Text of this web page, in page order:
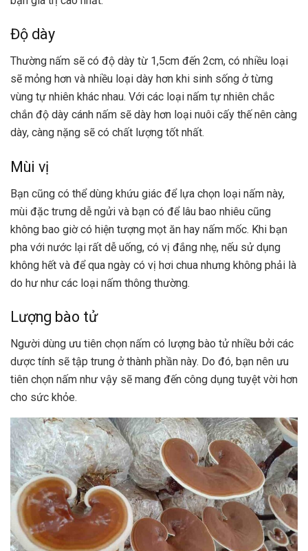
Độ dày
Thường nấm sẽ có độ dày từ 1,5cm đến 2cm, có nhiều loại
sẽ mỏng hơn và nhiều loại dày hơn khi sinh sống ở từng
vùng tự nhiên khác nhau. Với các loại nấm tự nhiên chắc
chắn độ dày cánh nấm sẽ dày hơn loại nuôi cấy thế nên càng
dày, càng nặng sẽ có chất lượng tốt nhất.
Mùi vị
Bạn cũng có thể dùng khứu giác để lựa chọn loại nấm này,
mùi đặc trưng dễ ngửi và bạn có để lâu bao nhiêu cũng
không bao giờ có hiện tượng mọt ăn hay nấm mốc. Khi bạn
pha với nước lại rất dễ uống, có vị đắng nhẹ, nếu sử dụng
không hết và để qua ngày có vị hơi chua nhưng không phải là
do hư như các loại nấm thông thường.
Lượng bào tử
Người dùng ưu tiên chọn nấm có lượng bào tử nhiều bởi các
dược tính sẽ tập trung ở thành phần này. Do đó, bạn nên ưu
tiên chọn nấm như vậy sẽ mang đến công dụng tuyệt vời hơn
cho sức khỏe.